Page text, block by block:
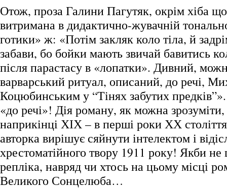
Отож, проза Галини Пагутяк, окрім хіба
витримана в дидактично-жувачній
готики» ж: «Потім закляк коло тіла, й
забави, бо бойки мають звичай бавитись
після парастасу в «лопатки». Дивний,
варварський ритуал, описаний, до речі,
Коцюбинським у “Тінях забутих
«до речі»! Дія роману, як можна зрозуміти,
наприкінці ХІХ – в перші роки ХХ
авторка вирішує сяйнути інтелектом і
хрестоматійного твору 1911 року! Якби не
репліка, навряд чи хтось на цьому місці
Великого Сонцелюба…